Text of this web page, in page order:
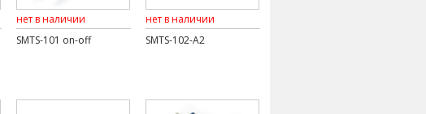
нет в наличии
SMTS-101 on-off
нет в наличии
SMTS-102-A2